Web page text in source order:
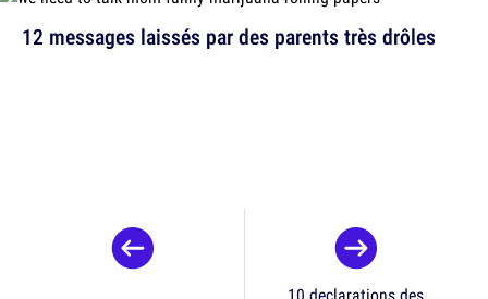
12 messages laissés par des parents très drôles